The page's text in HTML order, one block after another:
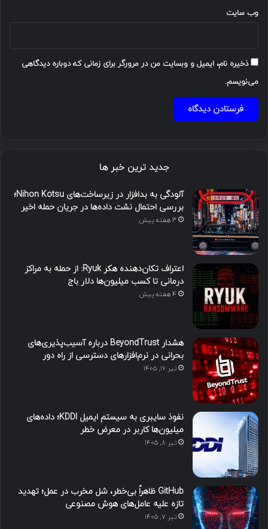
وب‌ سایت
ذخیره نام، ایمیل و وبسایت من در مرورگر برای زمانی که دوباره دیدگاهی
می‌نویسم.
جدید ترین خبر ها
آلودگی به بدافزار در زیرساخت‌های Nihon Kotsu؛
بررسی احتمال نشت داده‌ها در جریان حمله اخیر
3 هفته پیش
اعتراف تکان‌دهنده هکر Ryuk: از حمله به مراکز
درمانی تا کسب میلیون‌ها دلار باج
4 هفته پیش
هشدار BeyondTrust درباره آسیب‌پذیری‌های
بحرانی در نرم‌افزارهای دسترسی از راه دور
تیر ۱۶, ۱۴۰۵
نفوذ سایبری به سیستم ایمیل KDDI؛ داده‌های
میلیون‌ها کاربر در معرض خطر
تیر ۸, ۱۴۰۵
GitHub ظاهراً بی‌خطر، شل مخرب در عمل؛ تهدید
تازه علیه عامل‌های هوش مصنوعی
تیر ۷, ۱۴۰۵